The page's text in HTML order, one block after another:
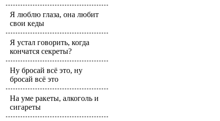
Я люблю глаза, она любит
свои кеды
Я устал говорить, когда
кончатся секреты?
Ну бросай всё это, ну
бросай всё это
На уме ракеты, алкоголь и
сигареты